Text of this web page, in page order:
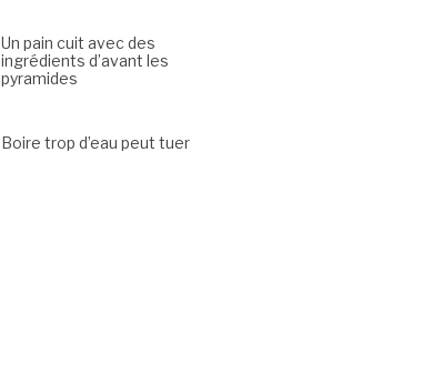
Un pain cuit avec des
ingrédients d’avant les
pyramides
Boire trop d’eau peut tuer